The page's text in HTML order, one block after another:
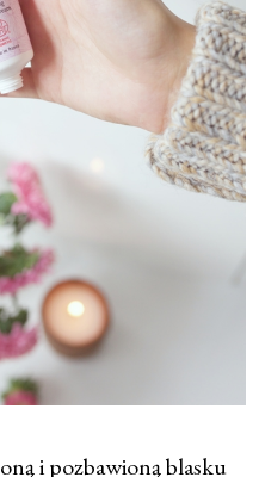
i pozbawioną blasku